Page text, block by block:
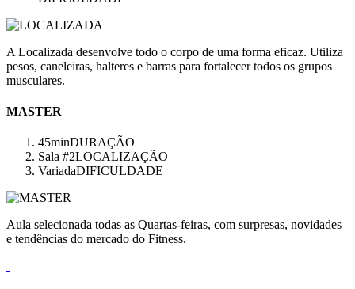
A Localizada desenvolve todo o corpo de uma forma eficaz. Utiliza
pesos, caneleiras, halteres e barras para fortalecer todos os grupos
musculares.
MASTER
45minDURAÇÃO
Sala #2LOCALIZAÇÃO
VariadaDIFICULDADE
Aula selecionada todas as Quartas-feiras, com surpresas, novidades
e tendências do mercado do Fitness.